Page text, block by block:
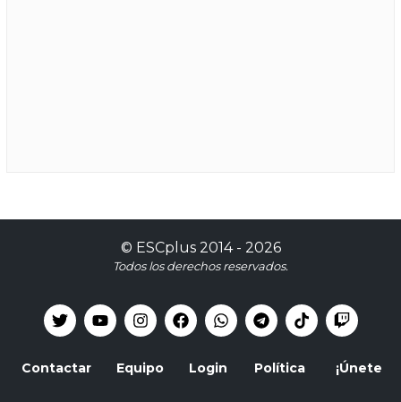
© ESCplus2014 - 2026
Todos los derechos reservados.
Contactar Equipo Login Política ¡Únete